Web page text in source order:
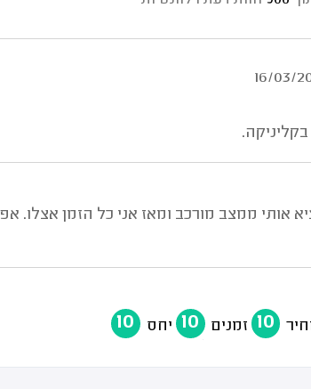
16/03/
בקליניקה.
אותי ממצב מורכב ומאז אני כל הזמן אצלו.
10 זמנים 10 יחס 10